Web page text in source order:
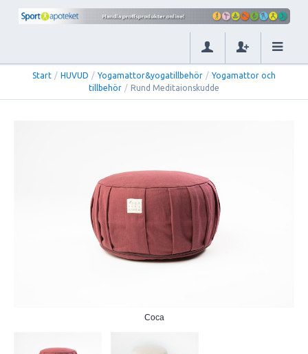
Start / HUVUD / Yogamattor&yogatillbehör / Yogamattor och
tillbehör / Rund Meditaionskudde
Coca